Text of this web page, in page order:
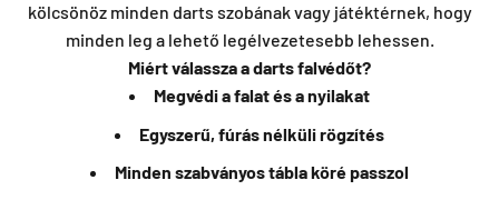
kölcsönöz minden darts szobának vagy játéktérnek, hogy
minden leg a lehető legélvezetesebb lehessen.
Miért válassza a darts falvédőt?
Megvédi a falat és a nyilakat
Egyszerű, fúrás nélküli rögzítés
Minden szabványos tábla köré passzol